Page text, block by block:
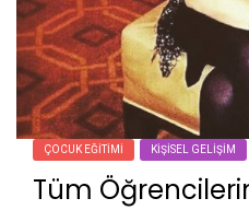
ÇOCUK EĞITIMI KIŞISEL GELIŞIM
Tüm